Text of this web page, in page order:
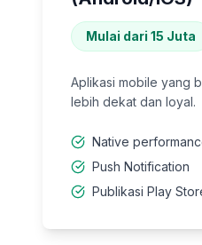
Mulai dari 15 Juta
Aplikasi mobile yang
lebih dekat dan loyal.
Native
Push Notification
Publikasi Play